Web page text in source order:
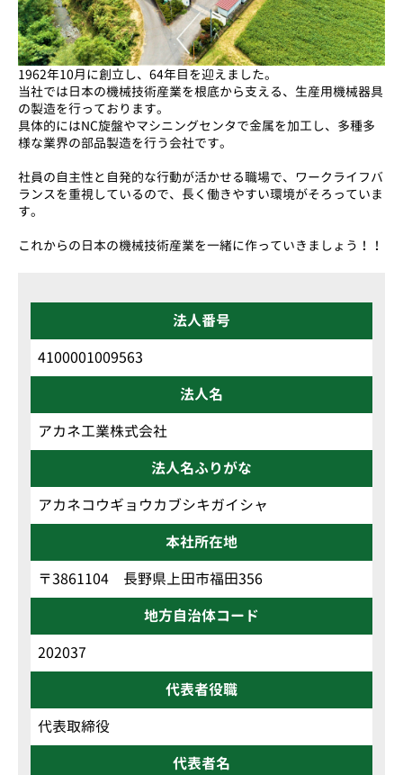
1962年10月に創立し、64年目を迎えました。
当社では日本の機械技術産業を根底から支える、生産用機械器具
の製造を行っております。
具体的にはNC旋盤やマシニングセンタで金属を加工し、多種多
様な業界の部品製造を行う会社です。
社員の自主性と自発的な行動が活かせる職場で、ワークライフバ
ランスを重視しているので、長く働きやすい環境がそろっていま
す。
これからの日本の機械技術産業を一緒に作っていきましょう！！
法人番号
4100001009563
法人名
アカネ工業株式会社
法人名ふりがな
アカネコウギョウカブシキガイシャ
本社所在地
〒3861104 長野県上田市福田356
地方自治体コード
202037
代表者役職
代表取締役
代表者名